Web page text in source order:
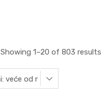
Showing 1–20 of 803 results